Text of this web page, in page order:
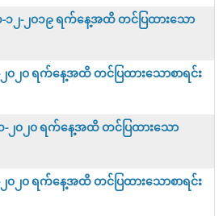
-၁၂-၂၀၁၉ ရက်နေ့အထိ တင်ပြထားသော
-၂၀၂၀ ရက်နေ့အထိ တင်ပြထားသောစာရင်း
၁-၂၀၂၀ ရက်နေ့အထိ တင်ပြထားသော
-၂၀၂၀ ရက်နေ့အထိ တင်ပြထားသောစာရင်း